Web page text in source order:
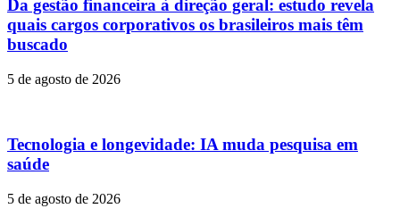
Da gestão financeira à direção geral: estudo revela
quais cargos corporativos os brasileiros mais têm
buscado
5 de agosto de 2026
Tecnologia e longevidade: IA muda pesquisa em
saúde
5 de agosto de 2026